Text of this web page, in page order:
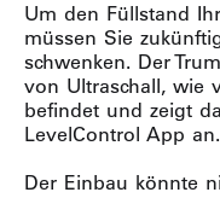
Um den Füllstand
müssen Sie
schwenken. Der
von Ultraschall, wie
befindet und zeigt
LevelControl App an.
Der Einbau könnte